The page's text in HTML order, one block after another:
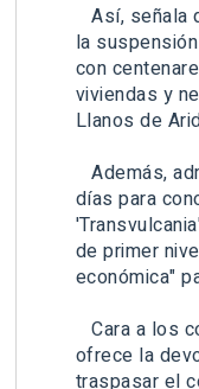
Así, señala
la
con
viviendas y
Llanos de
Además,
días para
de primer
económica"
Cara a los
ofrece la
traspasar el